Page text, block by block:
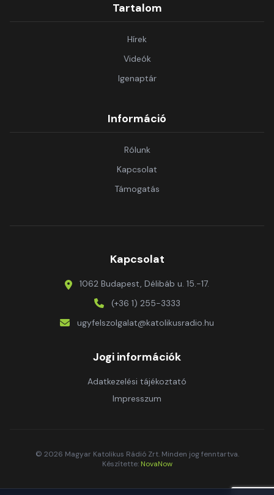
Tartalom
Hírek
Videók
Igenaptár
Információ
Rólunk
Kapcsolat
Támogatás
Kapcsolat
1062 Budapest, Délibáb u. 15.-17.
(+36 1) 255-3333
ugyfelszolgalat@katolikusradio.hu
Jogi információk
Adatkezelési tájékoztató
Impresszum
© 2026 Magyar Katolikus Rádió Zrt. Minden jog fenntartva.
Készítette: NovaNow